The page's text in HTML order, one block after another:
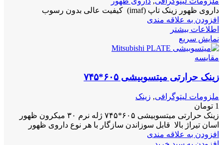
داروی ظهور زینک تاپ (imaf) کیفیت عالی بدون رسوب
افزودن به علاقه مندی
اطلاعات بیشتر
نمایش سریع
مقايسه
زینک حرارتی میتسوبیشی ۶۰۵*۷۴۵
ملزومات لیتوگرافی, زینک
1 تومان
زینک حرارتی میتسوبیشی ۶۰۵*۷۴۵ ژله نرم ۳۰ میکرون ظهور
اسان تیراژ بالا قابل سوزاندن سازگار با هر نوع داروی ظهور
افزودن به علاقه مندی